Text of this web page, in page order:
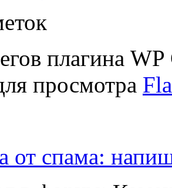
плагина
просмотра
от спама: